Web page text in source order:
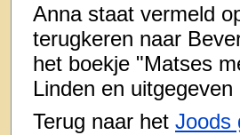
Anna staat vermeld
terugkeren naar
het boekje "Matses
Linden en uitgegeven
Terug naar het Joods